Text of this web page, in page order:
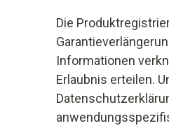
Die
Informationen
Erlaubnis erteilen.